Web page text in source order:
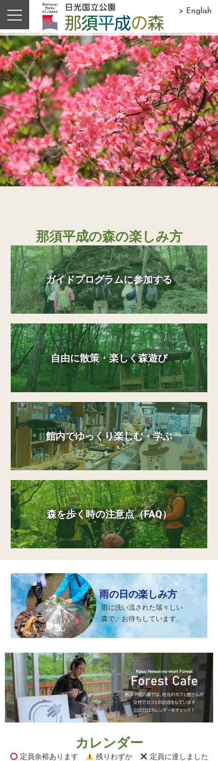
> English
那須平成の森の楽しみ方
ガイドプログラムに参加する
自由に散策・楽しく森遊び
館内でゆっくり楽しむ・学ぶ
森を歩く時の注意点（FAQ）
雨の日の楽しみ方
雨に洗い流された瑞々しい
森で、お待ちしています。
カレンダー
定員余裕あります 残りわずか
定員に達しました